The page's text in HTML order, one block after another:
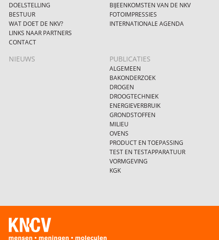
DOELSTELLING
BESTUUR
WAT DOET DE NKV?
LINKS NAAR PARTNERS
CONTACT
BIJEENKOMSTEN VAN DE NKV
FOTOIMPRESSIES
INTERNATIONALE AGENDA
NIEUWS PUBLICATIES
ALGEMEEN
BAKONDERZOEK
DROGEN
DROOGTECHNIEK
ENERGIEVERBRUIK
GRONDSTOFFEN
MILIEU
OVENS
PRODUCT EN TOEPASSING
TEST EN TESTAPPARATUUR
VORMGEVING
KGK